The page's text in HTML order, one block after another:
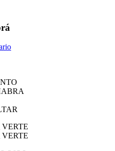
virtual de rocio.com.
en la romería?